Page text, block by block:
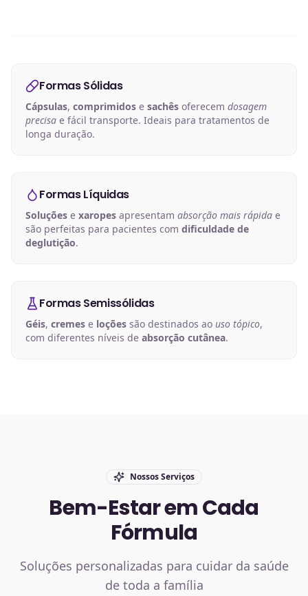
Formas Sólidas
Cápsulas, comprimidos e sachês oferecem dosagem
precisa e fácil transporte. Ideais para tratamentos de
longa duração.
Formas Líquidas
Soluções e xaropes apresentam absorção mais rápida e
são perfeitas para pacientes com dificuldade de
deglutição.
Formas Semissólidas
Géis, cremes e loções são destinados ao uso tópico,
com diferentes níveis de absorção cutânea.
Nossos Serviços
Bem-Estar em Cada
Fórmula
Soluções personalizadas para cuidar da saúde
de toda a família